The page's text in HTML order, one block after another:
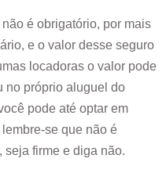
é obrigatório, por mais
e o valor desse seguro
locadoras o valor pode
no próprio aluguel do
pode até optar em
se que não é
seja firme e diga não.